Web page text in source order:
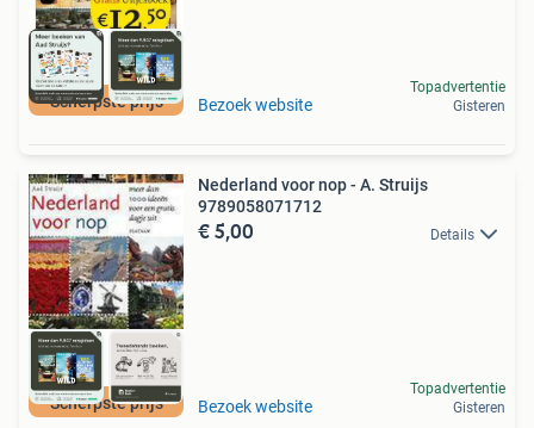
Scherpste prijs Bezoek website
Topadvertentie
Gisteren
Scherpste prijs
Nederland voor nop - A. Struijs
9789058071712
€ 5,00 Details
Bezoek website
Topadvertentie
Gisteren